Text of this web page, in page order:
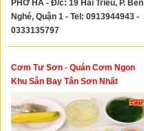
PHỞ HÀ - Đ/c: 19 Hải Triều, P. Bến
Nghé, Quận 1 - Tel: 0913944943 -
0333135797
Cơm Tư Sơn - Quán Cơm Ngon
Khu Sân Bay Tân Sơn Nhất